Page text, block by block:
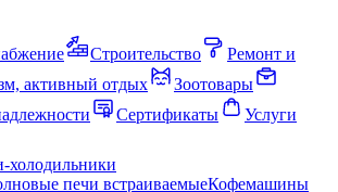
Строительство
Ремонт и
активный отдых
Зоотовары
Сертификаты
Услуги
печи встраиваемыеКофемашины